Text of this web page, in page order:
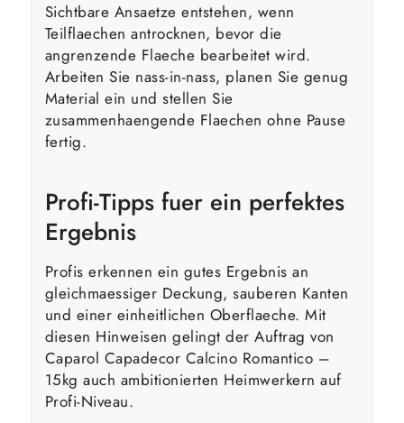
Sichtbare Ansaetze entstehen, wenn
Teilflaechen antrocknen, bevor die
angrenzende Flaeche bearbeitet wird.
Arbeiten Sie nass-in-nass, planen Sie genug
Material ein und stellen Sie
zusammenhaengende Flaechen ohne Pause
fertig.
Profi-Tipps fuer ein perfektes
Ergebnis
Profis erkennen ein gutes Ergebnis an
gleichmaessiger Deckung, sauberen Kanten
und einer einheitlichen Oberflaeche. Mit
diesen Hinweisen gelingt der Auftrag von
Caparol Capadecor Calcino Romantico –
15kg auch ambitionierten Heimwerkern auf
Profi-Niveau.